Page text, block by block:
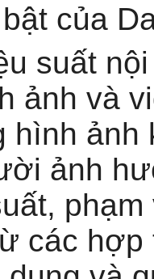
của
suất
ảnh và
hình ảnh
ảnh
các